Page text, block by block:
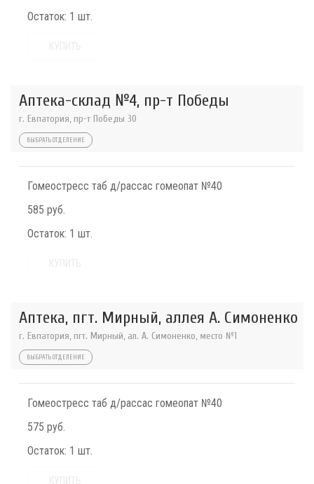
Остаток: 1 шт.
Аптека-склад №4, пр-т Победы
г. Евпатория, пр-т Победы 30
ВЫБРАТЬ ОТДЕЛЕНИЕ
Гомеостресс таб д/рассас гомеопат №40
585 руб.
Остаток: 1 шт.
Аптека, пгт. Мирный, аллея А. Симоненко
г. Евпатория, пгт. Мирный, ал. А. Симоненко, место №1
ВЫБРАТЬ ОТДЕЛЕНИЕ
Гомеостресс таб д/рассас гомеопат №40
575 руб.
Остаток: 1 шт.